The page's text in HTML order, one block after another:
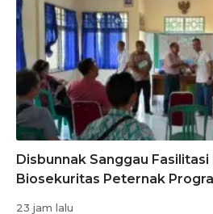
Disbunnak Sanggau Fasilitasi
Biosekuritas Peternak
23 jam lalu